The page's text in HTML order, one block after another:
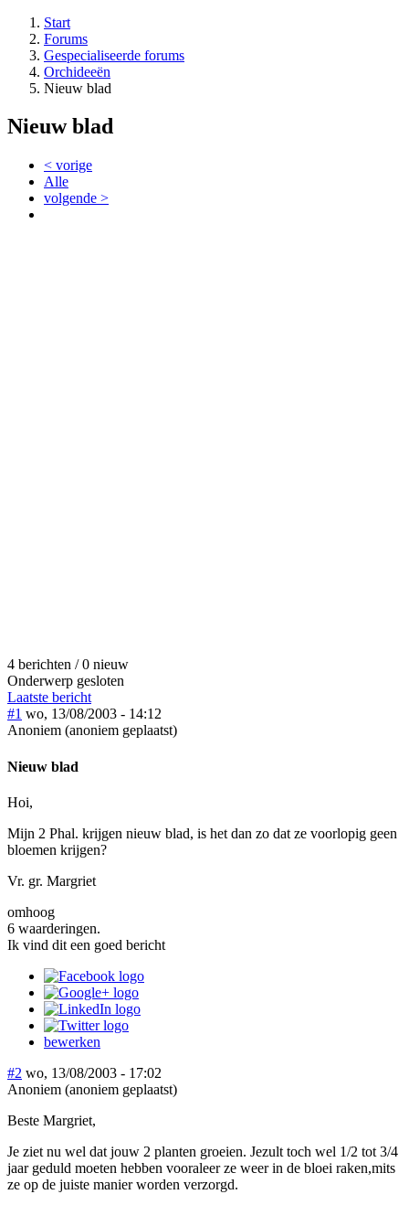
Start
Forums
Gespecialiseerde forums
Orchideeën
Nieuw blad
Nieuw blad
< vorige
Alle
volgende >
4 berichten / 0 nieuw
Onderwerp gesloten
Laatste bericht
#1 wo, 13/08/2003 - 14:12
Anoniem (anoniem geplaatst)
Nieuw blad
Hoi,
Mijn 2 Phal. krijgen nieuw blad, is het dan zo dat ze voorlopig geen
bloemen krijgen?
Vr. gr. Margriet
omhoog
6 waarderingen.
Ik vind dit een goed bericht
bewerken
#2 wo, 13/08/2003 - 17:02
Anoniem (anoniem geplaatst)
Beste Margriet,
Je ziet nu wel dat jouw 2 planten groeien. Jezult toch wel 1/2 tot 3/4
jaar geduld moeten hebben vooraleer ze weer in de bloei raken,mits
ze op de juiste manier worden verzorgd.